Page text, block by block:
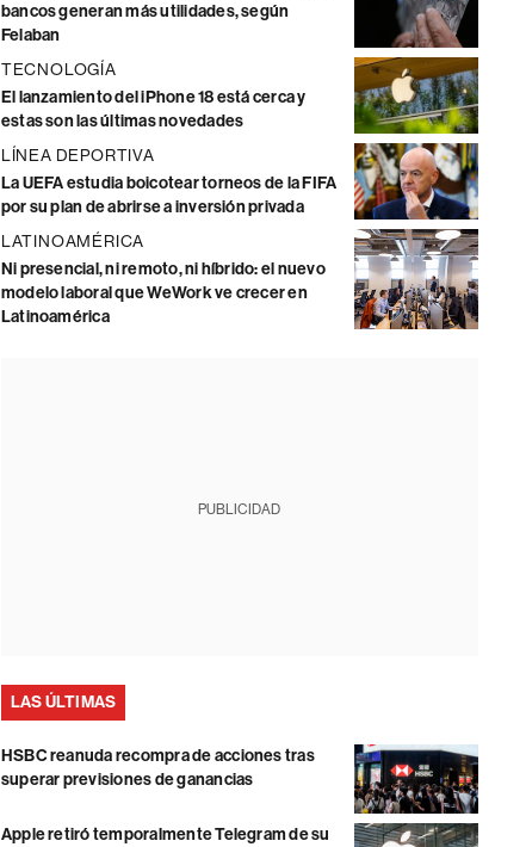
bancos generan más utilidades, según
Felaban
TECNOLOGÍA
El lanzamiento del iPhone 18 está cerca y
estas son las últimas novedades
LÍNEA DEPORTIVA
La UEFA estudia boicotear torneos de la FIFA
por su plan de abrirse a inversión privada
LATINOAMÉRICA
Ni presencial, ni remoto, ni híbrido: el nuevo
modelo laboral que WeWork ve crecer en
Latinoamérica
PUBLICIDAD
LAS ÚLTIMAS
HSBC reanuda recompra de acciones tras
superar previsiones de ganancias
Apple retiró temporalmente Telegram de su